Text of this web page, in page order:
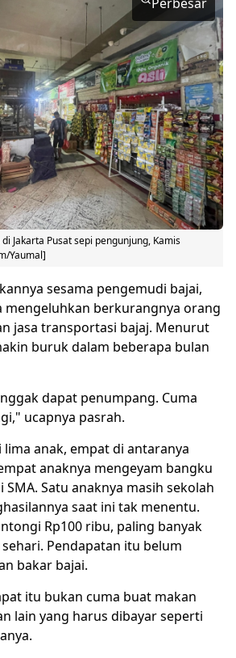
Jakarta Pusat sepi pengunjung, Kamis
Yaumal]
sesama pengemudi bajai,
mengeluhkan berkurangnya orang
jasa transportasi bajaj. Menurut
buruk dalam beberapa bulan
dapat penumpang. Cuma
ucapnya pasrah.
anak, empat di antaranya
anaknya mengeyam bangku
Satu anaknya masih sekolah
saat ini tak menentu.
Rp100 ribu, paling banyak
Pendapatan itu belum
bakar bajai.
itu bukan cuma buat makan
lain yang harus dibayar seperti